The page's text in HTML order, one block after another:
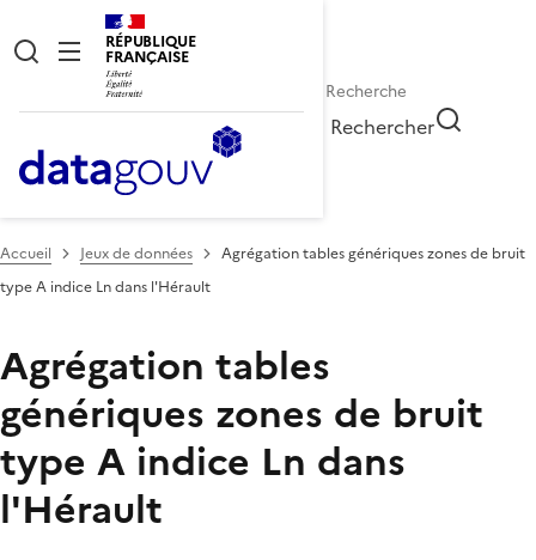
RÉPUBLIQUE
FRANÇAISE
Rechercher
Accueil Jeux de données
Agrégation tables génériques zones de bruit
type A indice Ln dans l'Hérault
Agrégation tables
génériques zones de bruit
type A indice Ln dans
l'Hérault